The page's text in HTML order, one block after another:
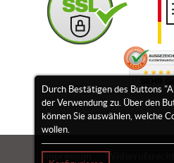
Durch Bestätigen des Buttons
der Verwendung zu. Über den
können Sie auswählen, welche
wollen.
Impressum Widerrufsrecht